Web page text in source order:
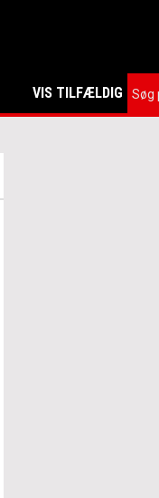
VIS TILFÆLDIG